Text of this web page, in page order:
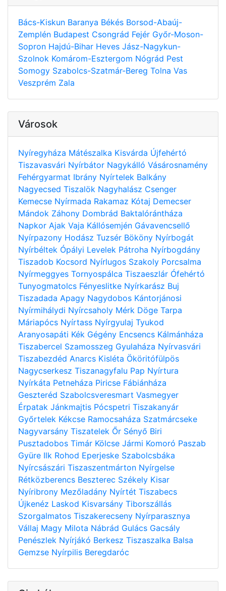
Bács-Kiskun Baranya Békés Borsod-Abaúj-
Zemplén Budapest Csongrád Fejér Győr-Moson-
Sopron Hajdú-Bihar Heves Jász-Nagykun-
Szolnok Komárom-Esztergom Nógrád Pest
Somogy Szabolcs-Szatmár-Bereg Tolna Vas
Veszprém Zala
Városok
Nyíregyháza Mátészalka Kisvárda Újfehértó
Tiszavasvári Nyírbátor Nagykálló Vásárosnamény
Fehérgyarmat Ibrány Nyírtelek Balkány
Nagyecsed Tiszalök Nagyhalász Csenger
Kemecse Nyírmada Rakamaz Kótaj Demecser
Mándok Záhony Dombrád Baktalórántháza
Napkor Ajak Vaja Kállósemjén Gávavencsellő
Nyírpazony Hodász Tuzsér Bököny Nyírbogát
Nyírbéltek Ópályi Levelek Pátroha Nyírbogdány
Tiszadob Kocsord Nyírlugos Szakoly Porcsalma
Nyírmeggyes Tornyospálca Tiszaeszlár Ófehértó
Tunyogmatolcs Fényeslitke Nyírkarász Buj
Tiszadada Apagy Nagydobos Kántorjánosi
Nyírmihálydi Nyírcsaholy Mérk Döge Tarpa
Máriapócs Nyírtass Nyírgyulaj Tyukod
Aranyosapáti Kék Gégény Encsencs Kálmánháza
Tiszabercel Szamosszeg Gyulaháza Nyírvasvári
Tiszabezdéd Anarcs Kisléta Ököritófülpös
Nagycserkesz Tiszanagyfalu Pap Nyírtura
Nyírkáta Petneháza Piricse Fábiánháza
Geszteréd Szabolcsveresmart Vasmegyer
Érpatak Jánkmajtis Pócspetri Tiszakanyár
Győrtelek Kékcse Ramocsaháza Szatmárcseke
Nagyvarsány Tiszatelek Őr Sényő Biri
Pusztadobos Timár Kölcse Jármi Komoró Paszab
Gyüre Ilk Rohod Eperjeske Szabolcsbáka
Nyírcsászári Tiszaszentmárton Nyírgelse
Rétközberencs Beszterec Székely Kisar
Nyíribrony Mezőladány Nyírtét Tiszabecs
Újkenéz Laskod Kisvarsány Tiborszállás
Szorgalmatos Tiszakerecseny Nyírparasznya
Vállaj Magy Milota Nábrád Gulács Gacsály
Penészlek Nyírjákó Berkesz Tiszaszalka Balsa
Gemzse Nyírpilis Beregdaróc